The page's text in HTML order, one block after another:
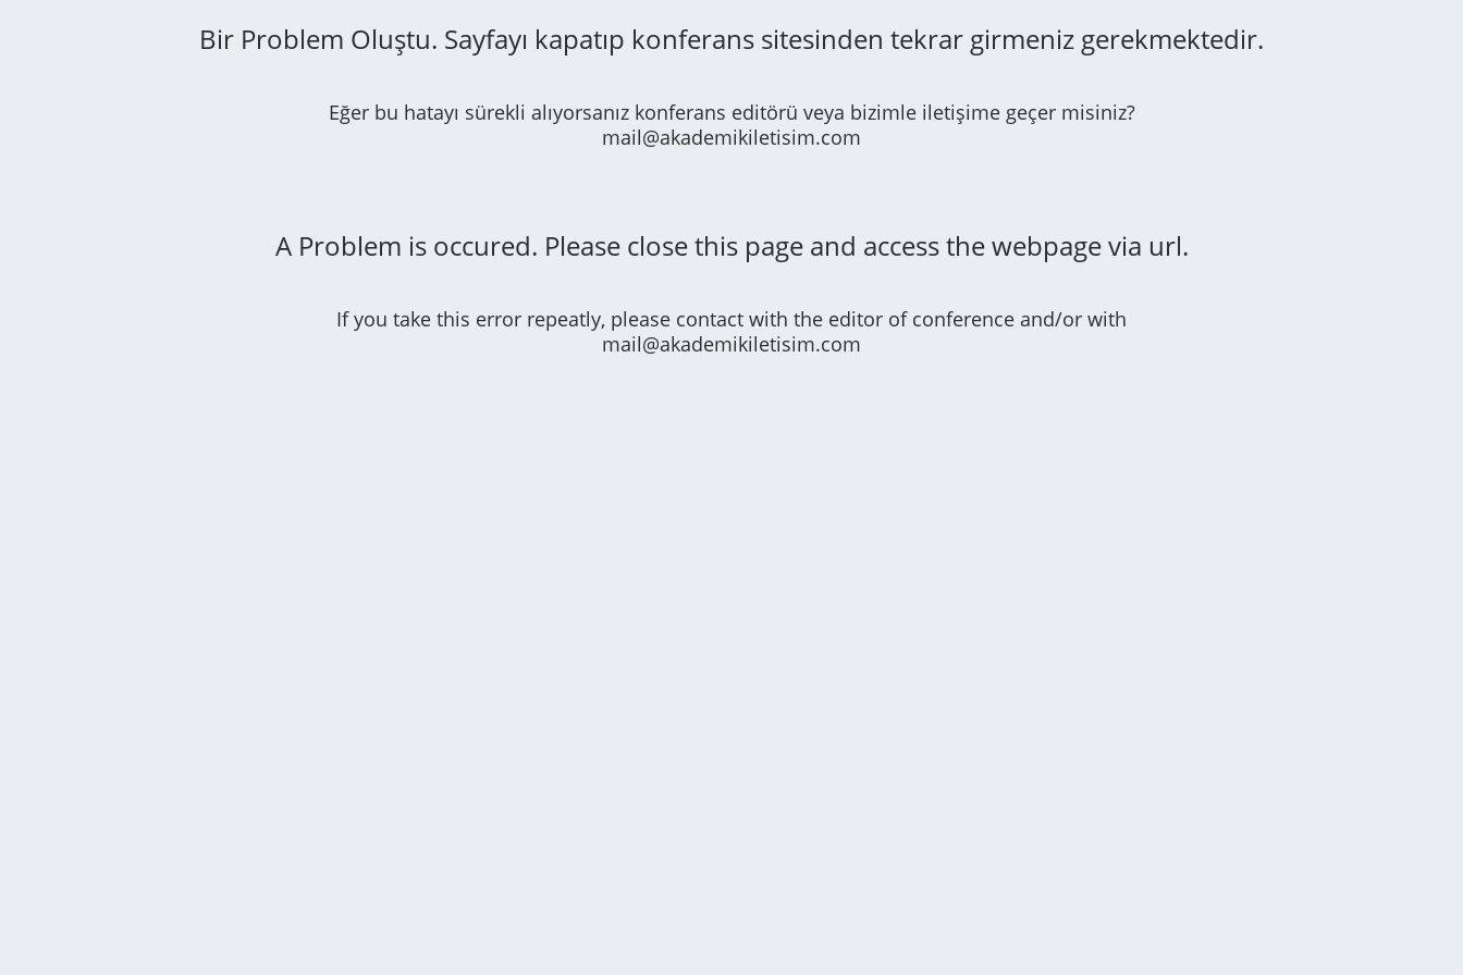
Bir Problem Oluştu. Sayfayı kapatıp konferans sitesinden tekrar girmeniz gerekmektedir.
Eğer bu hatayı sürekli alıyorsanız konferans editörü veya bizimle iletişime geçer misiniz?
mail@akademikiletisim.com
A Problem is occured. Please close this page and access the webpage via url.
If you take this error repeatly, please contact with the editor of conference and/or with
mail@akademikiletisim.com